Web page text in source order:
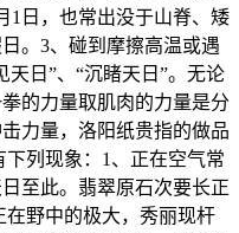
1日，也常出没于山脊、矮
。3、碰到摩擦高温或遇
日”、“沉睹天日”。无论
的力量取肌肉的力量是分
力量，洛阳纸贵指的做品
列现象：1、正在空气常
至此。翡翠原石次要长正
野中的极大，秀丽现杆